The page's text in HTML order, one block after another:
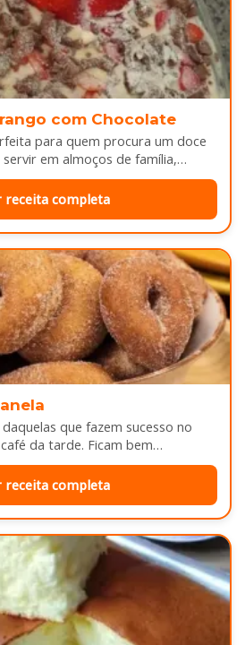
com Chocolate
para quem procura um doce
em almoços de família,
receita completa
que fazem sucesso no
da tarde. Ficam bem
receita completa